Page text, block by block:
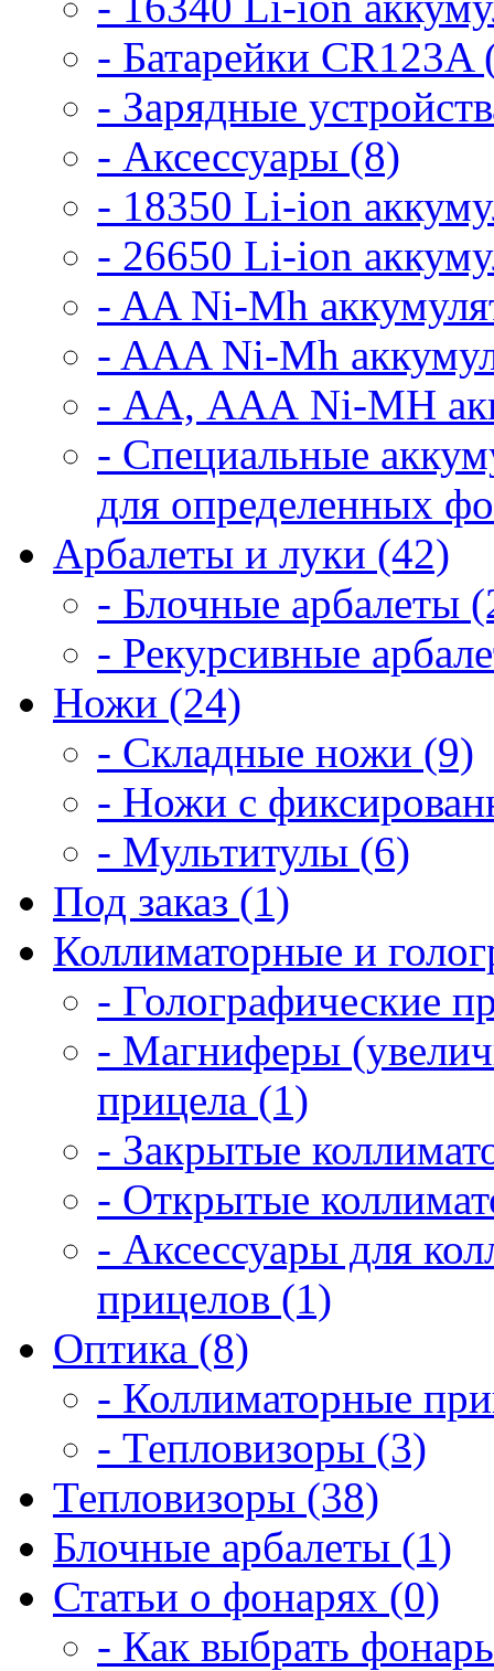
- Батарейки CR123A
- Зарядные
- Аксессуары (8)
- 18350 Li-ion
- 26650 Li-ion
- AA Ni-Mh
- AAA Ni-Mh
- АА, ААА Ni-MH
- Специальные
для определенных
Арбалеты и луки (42)
- Блочные арбалеты
- Рекурсивные
Ножи (24)
- Складные ножи (9)
- Ножи с
- Мультитулы (6)
Под заказ (1)
Коллиматорные и
- Голографические
- Магниферы
прицела (1)
- Закрытые
- Открытые
- Аксессуары для
прицелов (1)
Оптика (8)
- Коллиматорные
- Тепловизоры (3)
Тепловизоры (38)
Блочные арбалеты (1)
Статьи о фонарях (0)
- Как выбрать